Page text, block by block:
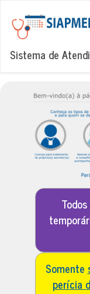
Sistema de
Somente
perícia